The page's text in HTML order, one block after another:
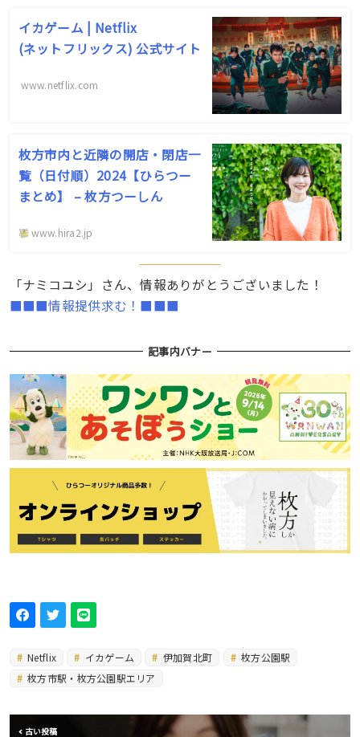
イカゲーム | Netflix
( ネ ッ ト フ リ ッ ク ス ) 公 式サ イ ト
www.netflix.com
枚方市内と近隣の開店・閉店一
覧（日付順）2024【ひらつー
まとめ】 – 枚方つーしん
www.hira2.jp
「ナミコユシ」さん、情報ありがとうございました！
■■■情報提供求む！■■■
記事内バナー
Netflix イカゲーム 伊加賀北町
枚方公園駅
枚方市駅・枚方公園駅エリア
古い投稿